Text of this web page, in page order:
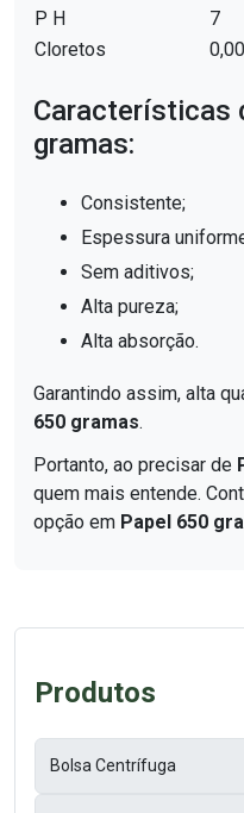
P H
7
Cloretos
Características
gramas:
Consistente;
Espessura
Sem aditivos;
Alta pureza;
Alta absorção.
Garantindo assim, alta
650 gramas.
Portanto, ao precisar de
quem mais entende.
opção em Papel 650
Produtos
Bolsa Centrífuga